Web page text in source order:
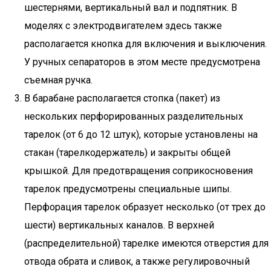
шестернями, вертикальный вал и подпятник. В
моделях с электродвигателем здесь также
располагается кнопка для включения и выключения.
У ручных сепараторов в этом месте предусмотрена
съемная ручка.
В барабане располагается стопка (пакет) из
нескольких перфорированных разделительных
тарелок (от 6 до 12 штук), которые установлены на
стакан (тарелкодержатель) и закрыты общей
крышкой. Для предотвращения соприкосновения
тарелок предусмотрены специальные шипы.
Перфорация тарелок образует несколько (от трех до
шести) вертикальных каналов. В верхней
(распределительной) тарелке имеются отверстия для
отвода обрата и сливок, а также регулировочный